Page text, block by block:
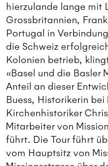
hierzulande lange mit
Grossbritannien,
Portugal in
die Schweiz
Kolonien betrieb,
«Basel und die Basler
Anteil an dieser
Buess, Historikerin bei
Kirchenhistoriker
Mitarbeiter von
führt. Die Tour führt
vom Hauptsitz von